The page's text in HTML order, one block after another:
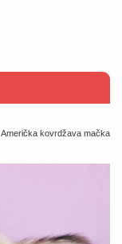
Američka kovrdžava mačka